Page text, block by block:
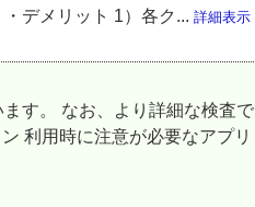
デメリット 1）各ク... 詳細表示
す。 なお、より詳細な検査で
利用時に注意が必要なアプリ